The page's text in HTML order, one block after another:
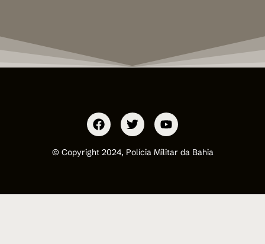
© Copyright 2024, Polícia Militar da Bahia